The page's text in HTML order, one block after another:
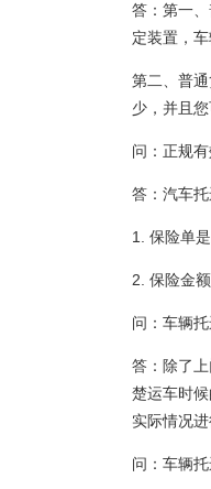
答：第一
定装置，
第二、普
少，并且您
问：正规
答：汽车
1. 保险单
2. 保险金
问：车辆
答：除了
楚运车时
实际情况进
问：车辆